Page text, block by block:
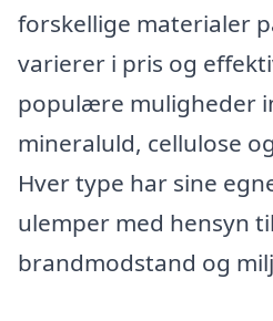
forskellige materialer
varierer i pris og
populære muligheder
mineraluld, cellulose
Hver type har sine
ulemper med hensyn
brandmodstand og